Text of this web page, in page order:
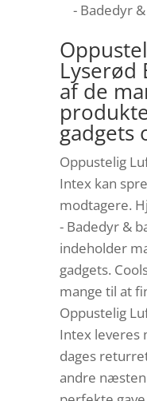
- Badedyr
Lyserød
af de
gadgets
Oppustelig
Intex kan
modtagere.
- Badedyr &
indeholder
gadgets.
mange til at
Oppustelig
Intex leveres
dages
andre